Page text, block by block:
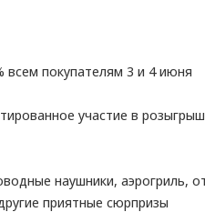
всем покупателям 3 и 4 июня
участие в
наушники, аэрогриль,
приятные сюрпризы